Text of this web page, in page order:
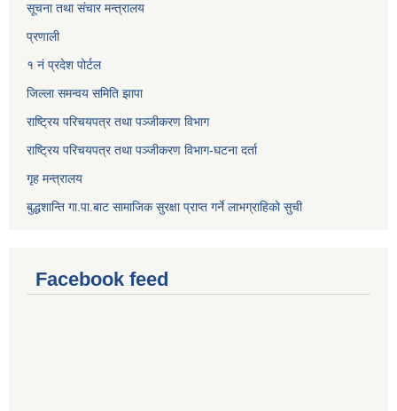
सूचना तथा संचार मन्त्रालय
प्रणाली
१ नं प्रदेश पोर्टल
जिल्ला समन्वय समिति झापा
राष्ट्रिय परिचयपत्र तथा पञ्जीकरण विभाग
राष्ट्रिय परिचयपत्र तथा पञ्जीकरण विभाग-घटना दर्ता
गृह मन्त्रालय
बुद्धशान्ति गा.पा.बाट सामाजिक सुरक्षा प्राप्त गर्ने लाभग्राहिको सुची
Facebook feed